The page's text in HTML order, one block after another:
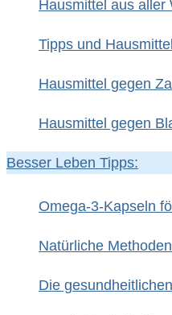
Hausmittel aus aller
Tipps und
Hausmittel gegen
Hausmittel gegen
Besser Leben Tipps:
Omega-3-Kapseln
Natürliche
Die